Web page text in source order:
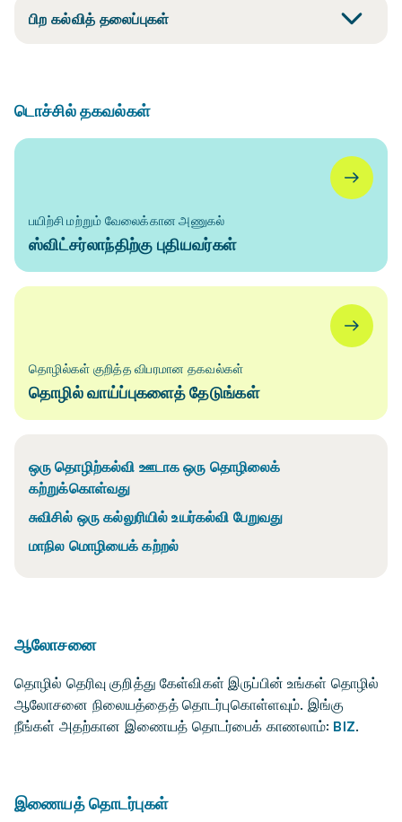
பிற கல்வித் தலைப்புகள்
டொச்சில் தகவல்கள்
பயிற்சி மற்றும் வேலைக்கான அணுகல்
ஸ்விட்சர்லாந்திற்கு புதியவர்கள்
தொழில்கள் குறித்த விபரமான தகவல்கள்
தொழில் வாய்ப்புகளைத் தேடுங்கள்
ஒரு தொழிற்கல்வி ஊடாக ஒரு தொழிலைக்
கற்றுக்கொள்வது
சுவிசில் ஒரு கல்லுரியில் உயர்கல்வி பேறுவது
மாநில மொழியைக் கற்றல்
ஆலோசனை
தொழில் தெரிவு குறித்து கேள்விகள் இருப்பின் உங்கள் தொழில்
ஆலோசனை நிலையத்தைத் தொடர்புகொள்ளவும். இங்கு
நீங்கள் அதற்கான இணையத் தொடர்பைக் காணலாம்: BIZ.
இணையத் தொடர்புகள்